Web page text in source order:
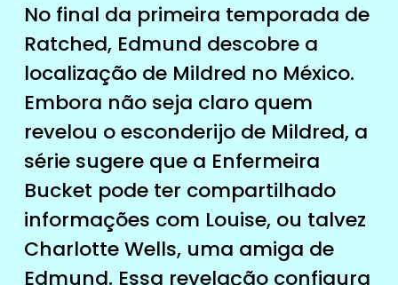
No final da primeira temporada de
Ratched, Edmund descobre a
localização de Mildred no México.
Embora não seja claro quem
revelou o esconderijo de Mildred, a
série sugere que a Enfermeira
Bucket pode ter compartilhado
informações com Louise, ou talvez
Charlotte Wells, uma amiga de
Edmund. Essa revelação configura